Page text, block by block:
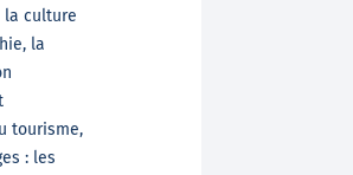
la culture
la
tourisme,
: les